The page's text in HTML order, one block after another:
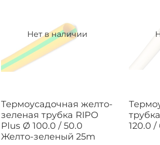
Нет в наличии
Термоусадочная желто-
зеленая трубка RIPO
Plus Ø 100.0 / 50.0
Желто-зеленый 25m
120.0